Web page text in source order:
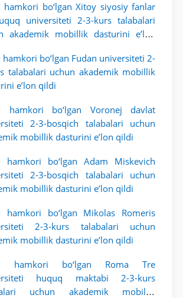
hamkori bo‘lgan Xitoy siyosiy fanlar
universiteti 2-3-kurs talabalari
akademik mobillik dasturini e’lon
hamkori bo‘lgan Fudan universiteti 2-
talabalari uchun akademik mobillik
e’lon qildi
hamkori bo‘lgan Voronej davlat
talabalari uchun
mobillik dasturini e’lon qildi
hamkori bo‘lgan Adam Miskevich
2-3-bosqich talabalari uchun
mobillik dasturini e’lon qildi
hamkori bo‘lgan Mikolas Romeris
2-3-kurs talabalari uchun
mobillik dasturini e’lon qildi
hamkori bo‘lgan Roma Tre
huquq maktabi 2-3-kurs
uchun akademik mobillik